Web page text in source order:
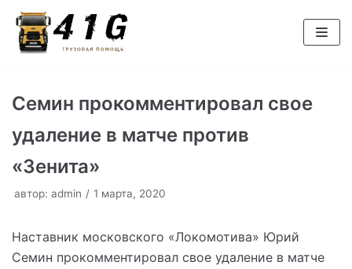
Перейти
к
Семин прокомментировал свое
удаление в матче против
«Зенита»
автор: admin 1 марта, 2020
Наставник московского «Локомотива» Юрий
Семин прокомментировал свое удаление в матче